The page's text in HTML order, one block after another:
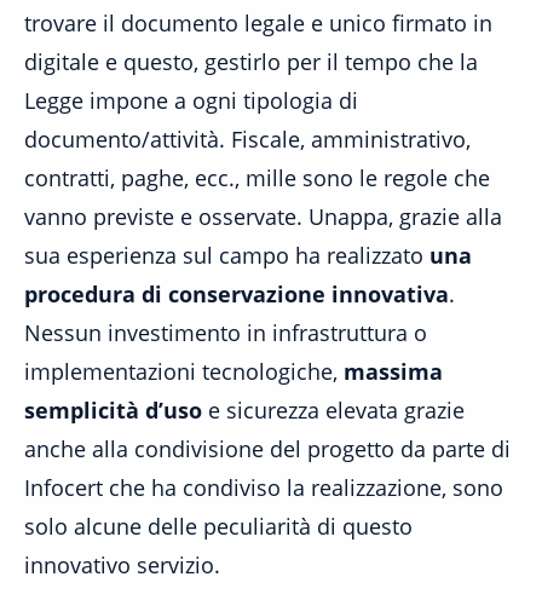
trovare il documento legale e unico firmato in
digitale e questo, gestirlo per il tempo che la
Legge impone a ogni tipologia di
documento/attività. Fiscale, amministrativo,
contratti, paghe, ecc., mille sono le regole che
vanno previste e osservate. Unappa, grazie alla
sua esperienza sul campo ha realizzato una
procedura di conservazione innovativa.
Nessun investimento in infrastruttura o
implementazioni tecnologiche, massima
semplicità d’uso e sicurezza elevata grazie
anche alla condivisione del progetto da parte di
Infocert che ha condiviso la realizzazione, sono
solo alcune delle peculiarità di questo
innovativo servizio.